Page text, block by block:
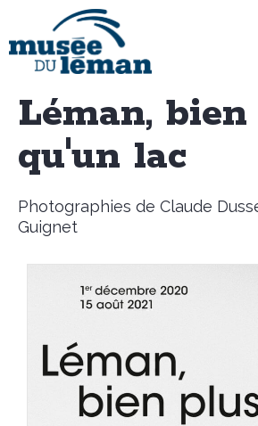
Léman,
qu'un lac
Photographies de Claude
Guignet